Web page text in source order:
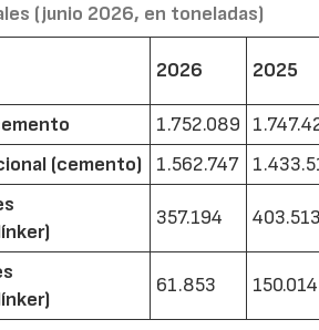
(junio 2026, en toneladas)
2026 2025
1.752.089
(cemento)
1.562.747
357.194
61.853 150.014